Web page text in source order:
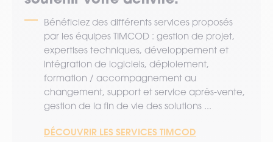
Bénéficiez des différents services proposés
par les équipes TIMCOD : gestion de projet,
expertises techniques, développement et
intégration de logiciels, déploiement,
formation / accompagnement au
changement, support et service après-vente,
gestion de la fin de vie des solutions ...
DÉCOUVRIR LES SERVICES TIMCOD